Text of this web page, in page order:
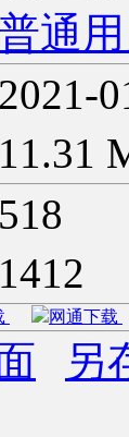
通
2021-
518
1412
网通下载
另